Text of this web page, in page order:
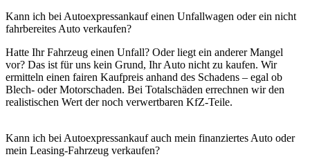
Kann ich bei Autoexpressankauf einen Unfallwagen oder ein nicht
fahrbereites Auto verkaufen?
Hatte Ihr Fahrzeug einen Unfall? Oder liegt ein anderer Mangel
vor? Das ist für uns kein Grund, Ihr Auto nicht zu kaufen. Wir
ermitteln einen fairen Kaufpreis anhand des Schadens – egal ob
Blech- oder Motorschaden. Bei Totalschäden errechnen wir den
realistischen Wert der noch verwertbaren KfZ-Teile.
Kann ich bei Autoexpressankauf auch mein finanziertes Auto oder
mein Leasing-Fahrzeug verkaufen?